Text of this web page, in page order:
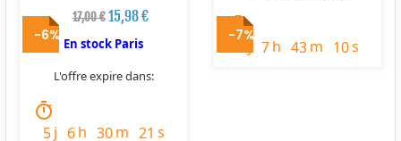
17,00 € 15,98 €
En stock Paris
L'offre expire dans:
timer
5j 6h 30m 20 s
timer
7h 43m 9 s
-6% -7%